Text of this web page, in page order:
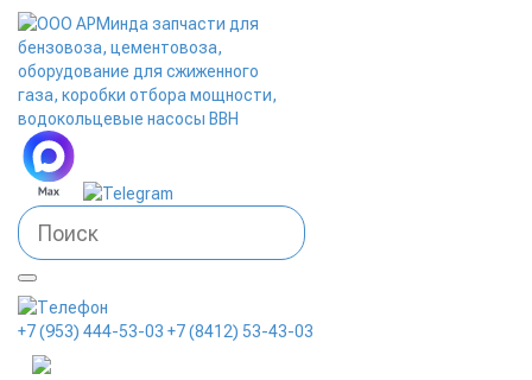
+7 (953) 444-53-03 +7 (8412) 53-43-03